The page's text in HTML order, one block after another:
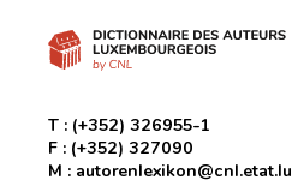
T : (+352) 326955-1
F : (+352) 327090
M : autorenlexikon@cnl.etat.lu